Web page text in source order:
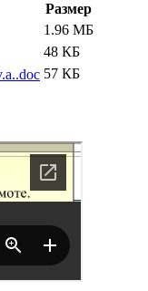
Размер
1.96 МБ
48 КБ
57 КБ